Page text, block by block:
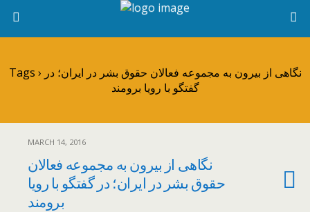
Tags › نگاهی از بیرون به مجموعه فعالان حقوق بشر در ایران؛ در
گفتگو با رویا برومند
MARCH 14, 2016
نگاهی از بیرون به مجموعه فعالان
حقوق بشر در ایران؛ در گفتگو با رویا
برومند